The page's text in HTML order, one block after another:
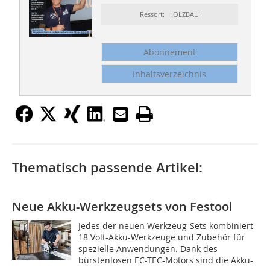
Ressort: HOLZBAU
Abonnement
Inhaltsverzeichnis
Thematisch passende Artikel:
Neue Akku-Werkzeugsets von Festool
Jedes der neuen Werkzeug-Sets kombiniert
18 Volt-Akku-Werkzeuge und Zubehör für
spezielle Anwendungen. Dank des
bürstenlosen EC-TEC-Motors sind die Akku-